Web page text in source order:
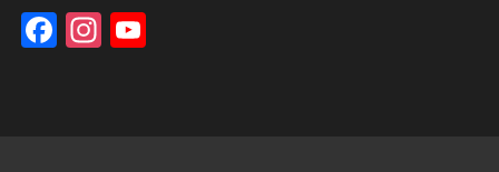
Facebook
Instagram